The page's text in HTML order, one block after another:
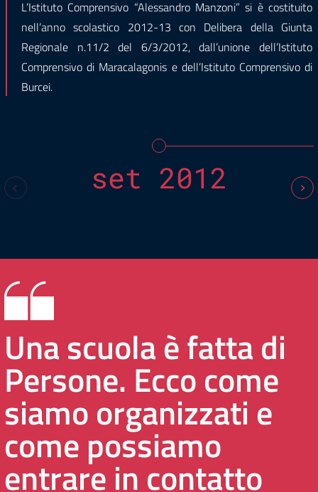
L’Istituto Comprensivo “Alessandro Manzoni” si è costituito
nell’anno scolastico 2012-13 con Delibera della Giunta
Regionale n.11/2 del 6/3/2012, dall’unione dell’Istituto
Comprensivo di Maracalagonis e dell’Istituto Comprensivo di
Burcei.
set 2012
Una scuola è fatta di
Persone. Ecco come
siamo organizzati e
come possiamo
entrare in contatto